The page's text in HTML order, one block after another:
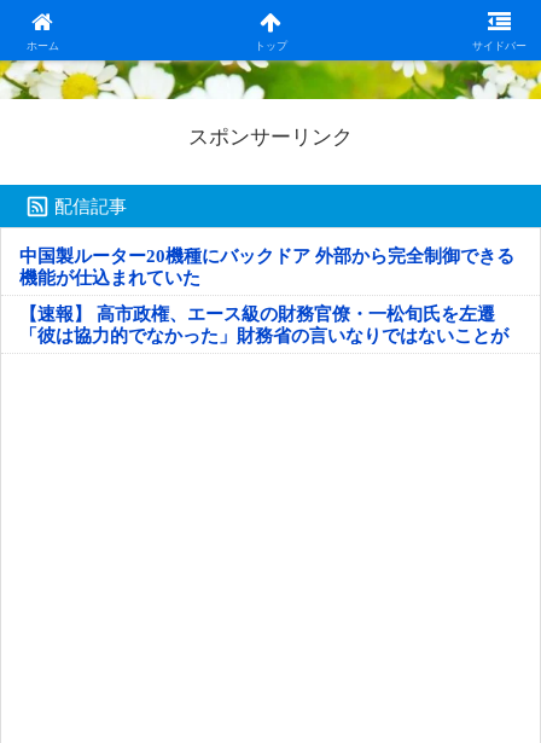
ホーム トップ サイドバー
日本第一！ニュース録
スポンサーリンク
配信記事
中国製ルーター20機種にバックドア 外部から完全制御できる
機能が仕込まれていた
【速報】 高市政権、エース級の財務官僚・一松旬氏を左遷
「彼は協力的でなかった」財務省の言いなりではないことが
判明